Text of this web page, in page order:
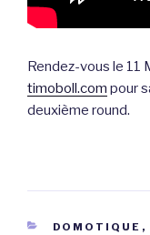
Rendez-vous le 11
timoboll.com pour
deuxième round.
CATÉGORIES
DOMOTIQUE ,